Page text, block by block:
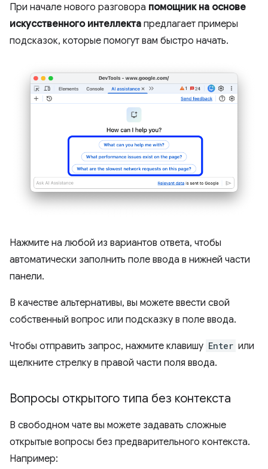
При начале нового разговора помощник на основе
искусственного интеллекта предлагает примеры
подсказок, которые помогут вам быстро начать.
Нажмите на любой из вариантов ответа, чтобы
автоматически заполнить поле ввода в нижней части
панели.
В качестве альтернативы, вы можете ввести свой
собственный вопрос или подсказку в поле ввода.
Чтобы отправить запрос, нажмите клавишу Enter или
щелкните стрелку в правой части поля ввода.
Вопросы открытого типа без контекста
В свободном чате вы можете задавать сложные
открытые вопросы без предварительного контекста.
Например: